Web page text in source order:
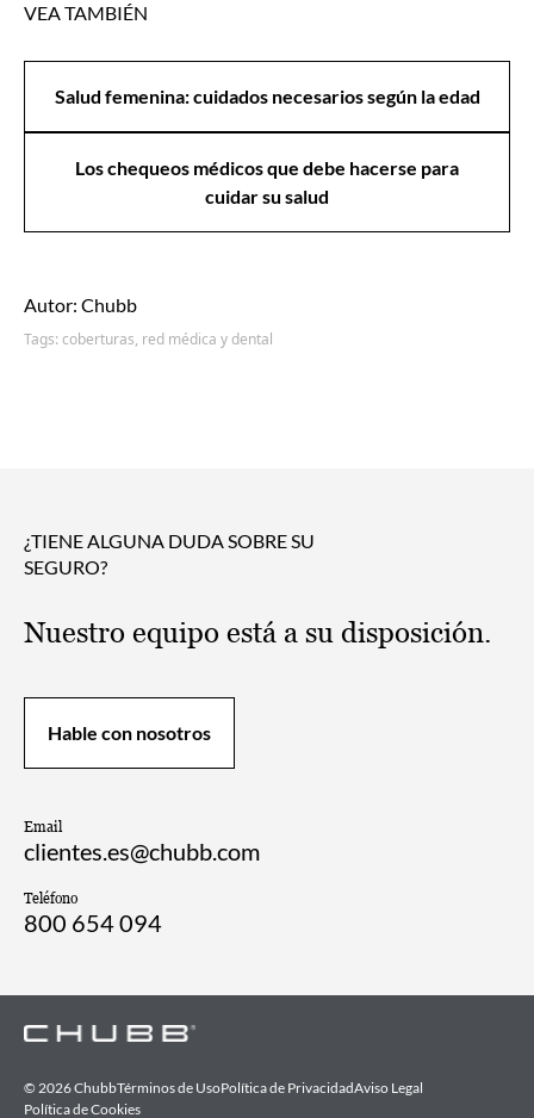
VEA TAMBIÉN
Salud femenina: cuidados necesarios según la edad
Los chequeos médicos que debe hacerse para
cuidar su salud
Autor: Chubb
Tags: coberturas, red médica y dental
¿TIENE ALGUNA DUDA SOBRE SU
SEGURO?
Nuestro equipo está a su disposición.
Hable con nosotros
Email
clientes.es@chubb.com
Teléfono
800 654 094
© 2026 ChubbTérminos de UsoPolítica de PrivacidadAviso Legal
Política de Cookies